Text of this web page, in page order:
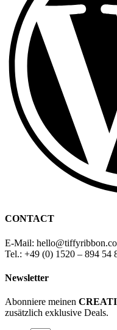
CONTACT
E-Mail: hello@tiffyribbon
Tel.: +49 (0) 1520 – 894 54
Newsletter
Abonniere meinen
zusätzlich exklusive Deals.